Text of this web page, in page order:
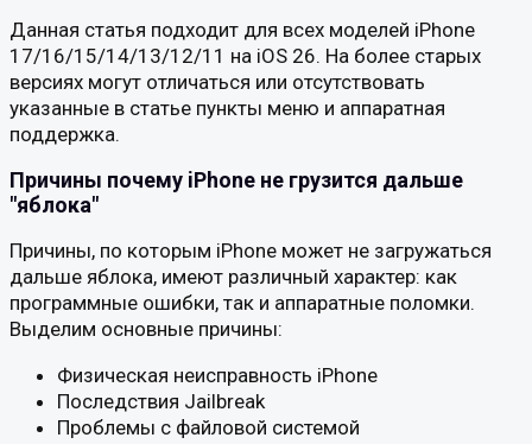
Данная статья подходит для всех моделей iPhone
17/16/15/14/13/12/11 на iOS 26. На более старых
версиях могут отличаться или отсутствовать
указанные в статье пункты меню и аппаратная
поддержка.
Причины почему iPhone не грузится дальше
"яблока"
Причины, по которым iPhone может не загружаться
дальше яблока, имеют различный характер: как
программные ошибки, так и аппаратные поломки.
Выделим основные причины:
Физическая неисправность iPhone
Последствия Jailbreak
Проблемы с файловой системой